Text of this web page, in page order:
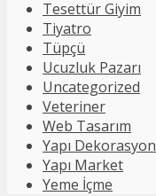
Tesettür Giyim
Tiyatro
Tüpçü
Ucuzluk Pazarı
Uncategorized
Veteriner
Web Tasarım
Yapı Dekorasyon
Yapı Market
Yeme İçme